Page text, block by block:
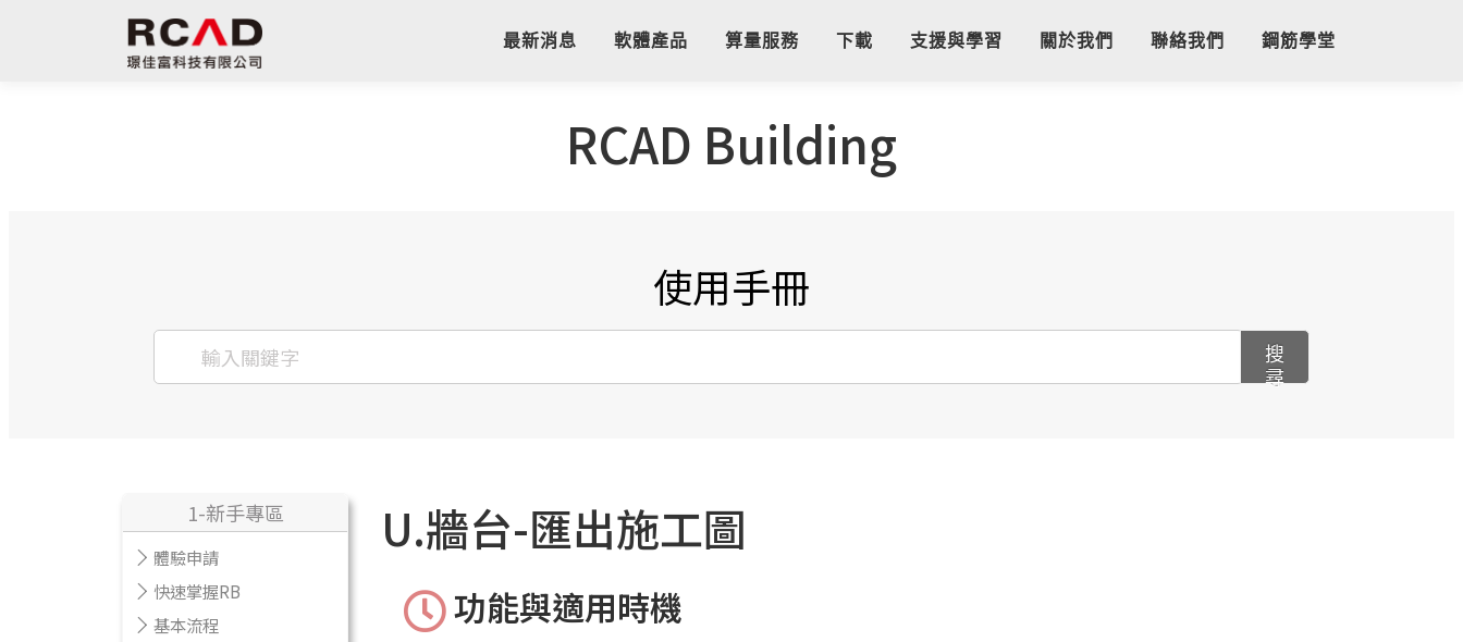
最新消息 軟體產品 算量服務 下載 支援與學習 關於我們 聯絡我們 鋼筋學堂
RCAD Building
使用手冊
搜
尋
1-新手專區
體驗申請
快速掌握RB
基本流程
U.牆台-匯出施工圖
功能與適用時機